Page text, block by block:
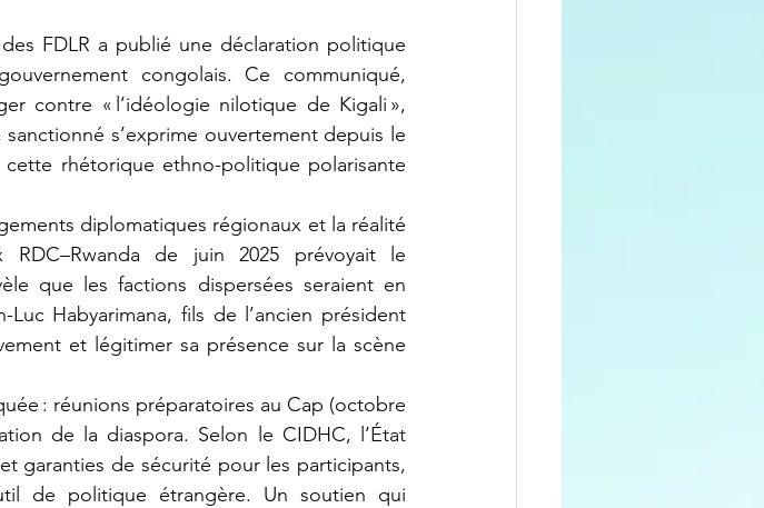
congolais. Ce communiqué,
contre « l’idéologie nilotique de Kigali »,
s’exprime ouvertement depuis le
rhétorique ethno-politique polarisante
de juin 2025 prévoyait le
que les factions dispersées seraient en
Habyarimana, fils de l’ancien président
et légitimer sa présence sur la scène
de la diaspora. Selon le CIDHC, l’État
garanties de sécurité pour les participants,
de politique étrangère. Un soutien qui